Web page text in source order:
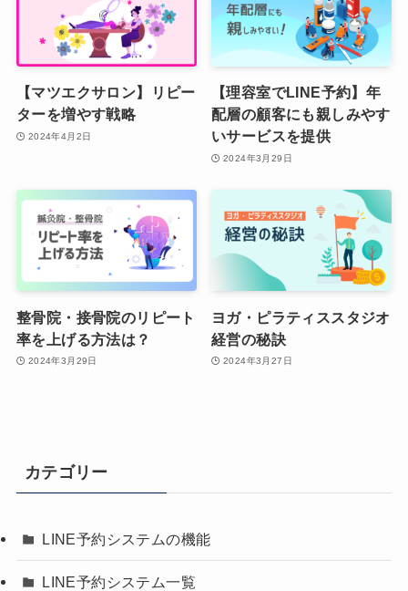
【マツエクサロン】リピー
ターを増やす戦略
2024年4月2日
【理容室でLINE予約】年
配層の顧客にも親しみやす
いサービスを提供
2024年3月29日
整骨院・接骨院のリピート
率を上げる方法は？
2024年3月29日
ヨガ・ピラティススタジオ
経営の秘訣
2024年3月27日
カテゴリー
LINE予約システムの機能
LINE予約システム一覧